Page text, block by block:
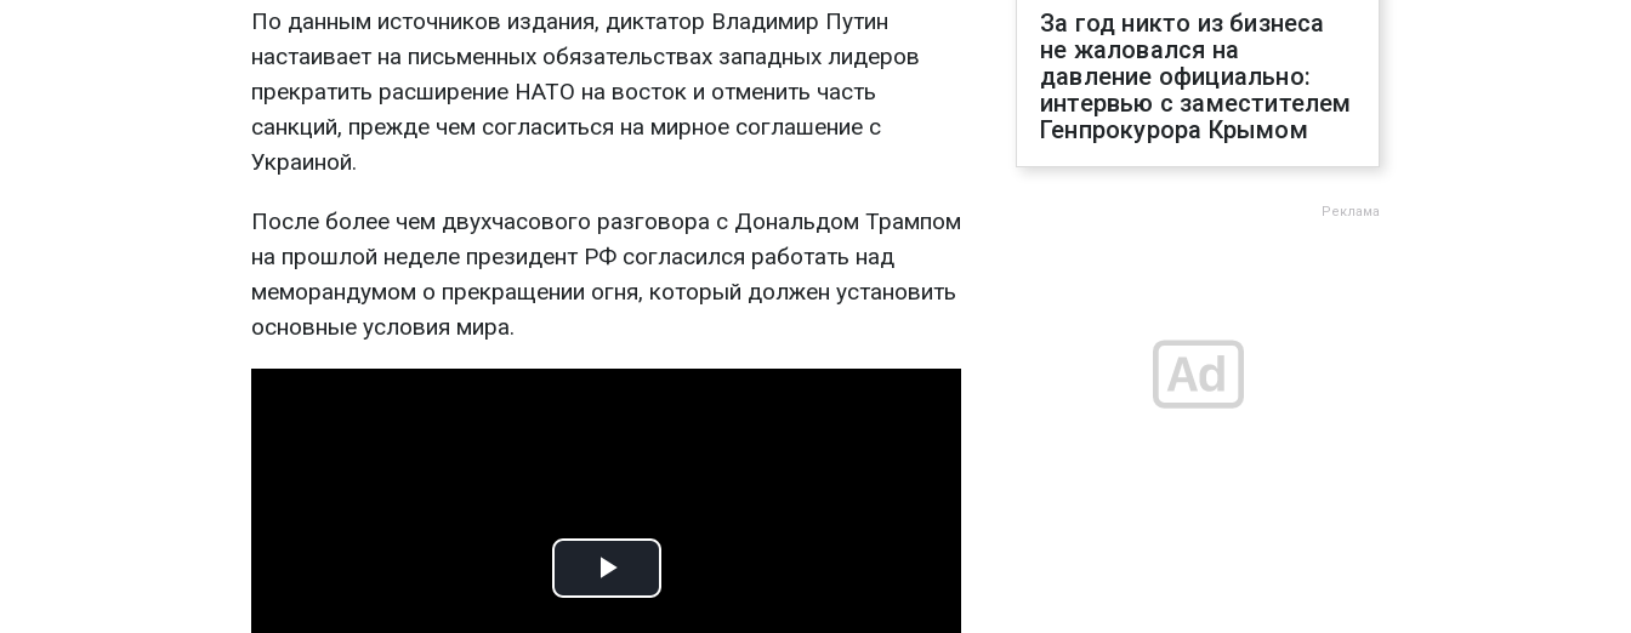
По данным источников издания, диктатор Владимир Путин
настаивает на письменных обязательствах западных лидеров
прекратить расширение НАТО на восток и отменить часть
санкций, прежде чем согласиться на мирное соглашение с
Украиной.
После более чем двухчасового разговора с Дональдом Трампом
на прошлой неделе президент РФ согласился работать над
меморандумом о прекращении огня, который должен установить
основные условия мира.
Play
За год никто из бизнеса
не жаловался на
давление официально:
интервью с заместителем
Генпрокурора Крымом